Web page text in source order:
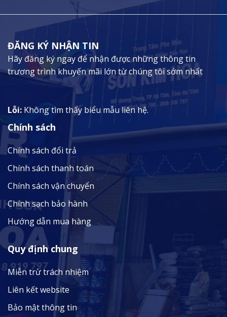
ĐĂNG KÝ NHẬN TIN
Hãy đăng ký ngay để nhận được những thông tin
trương trình khuyến mãi lớn từ chúng tôi sớm nhất
Lỗi: Không tìm thấy biểu mẫu liên hệ.
Chính sách
Chính sách đổi trả
Chính sách thanh toán
Chính sách vận chuyển
Chính sạch bảo hành
Hướng dẫn mua hàng
Quy định chung
Miễn trừ trách nhiệm
Liên kết website
Bảo mật thông tin